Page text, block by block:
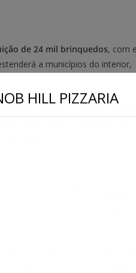
de 24 mil brinquedos, com
a municípios do interior,
reforça a conexão com as
natalina, levando luz e emoção
composto por
. A acessibilidade está
— é expressão concreta do
mais forte e bonita do que é
HILL PIZZARIA